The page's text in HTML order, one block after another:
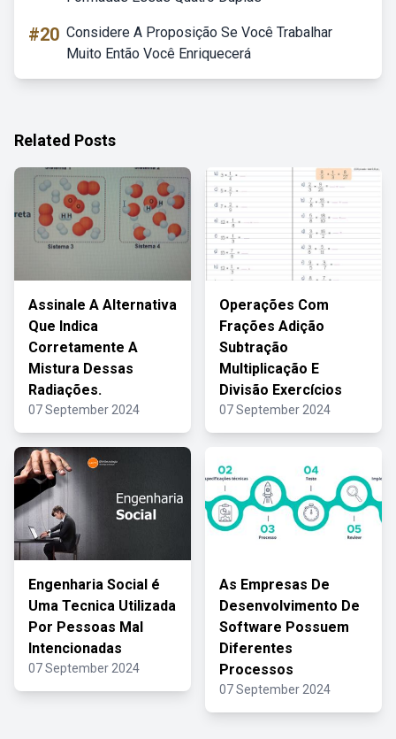
#20 Considere A Proposição Se Você Trabalhar
Muito Então Você Enriquecerá
Related Posts
Assinale A Alternativa
Que Indica
Corretamente A
Mistura Dessas
Radiações.
07 September 2024
Operações Com
Frações Adição
Subtração
Multiplicação E
Divisão Exercícios
07 September 2024
Engenharia Social é
Uma Tecnica Utilizada
Por Pessoas Mal
Intencionadas
07 September 2024
As Empresas De
Desenvolvimento De
Software Possuem
Diferentes
Processos
07 September 2024